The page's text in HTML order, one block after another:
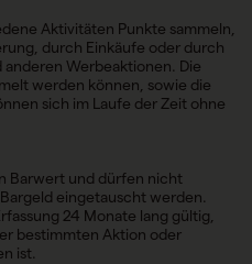
Aktivitäten Punkte sammeln,
durch Einkäufe oder durch
anderen Werbeaktionen. Die
werden können, sowie die
sich im Laufe der Zeit ohne
Barwert und dürfen nicht
eingetauscht werden.
24 Monate lang gültig,
bestimmten Aktion oder
ist.